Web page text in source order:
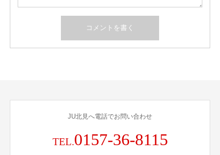
JU北見へ電話でお問い合わせ
TEL.0157-36-8115